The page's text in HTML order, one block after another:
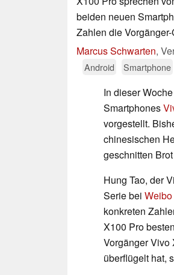
beiden neuen
Zahlen die
Marcus Schwarten,
Android Smartphone
In dieser
Smartphones
vorgestellt.
chinesischen
geschnitten
Hung Tao, der
Serie bei Weibo
konkreten
X100 Pro
Vorgänger Vivo
überflügelt hat,